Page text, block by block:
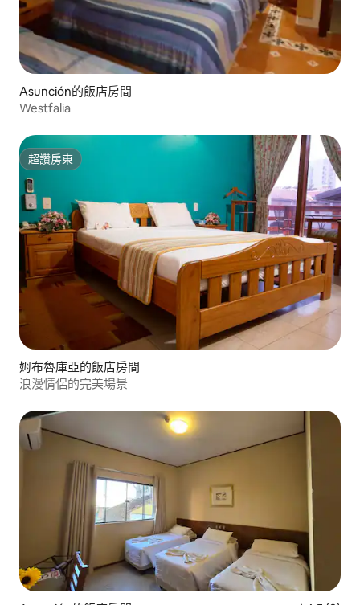
Asunción的飯店房間
Westfalia
超讚房東
超讚房東
姆布魯庫亞的飯店房間
浪漫情侶的完美場景